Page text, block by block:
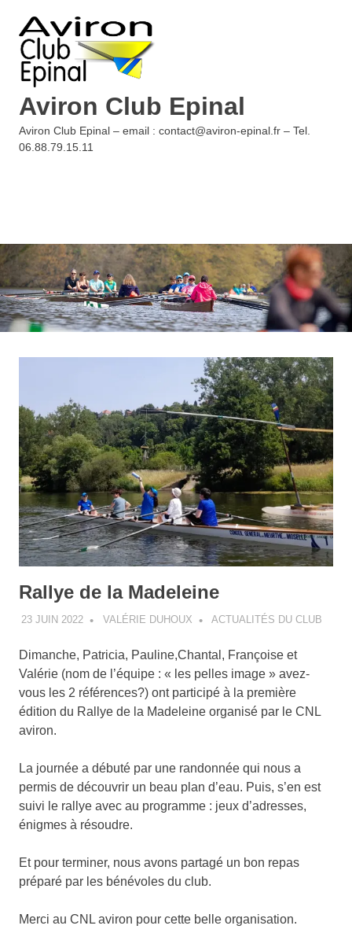
content
Aviron Club Epinal
Aviron Club Epinal – email : contact@aviron-epinal.fr – Tel.
06.88.79.15.11
Rallye de la Madeleine
23 JUIN 2022 VALÉRIE DUHOUX ACTUALITÉS DU CLUB
Dimanche, Patricia, Pauline,Chantal, Françoise et
Valérie (nom de l’équipe : « les pelles image » avez-
vous les 2 références?) ont participé à la première
édition du Rallye de la Madeleine organisé par le CNL
aviron.
La journée a débuté par une randonnée qui nous a
permis de découvrir un beau plan d’eau. Puis, s’en est
suivi le rallye avec au programme : jeux d’adresses,
énigmes à résoudre.
Et pour terminer, nous avons partagé un bon repas
préparé par les bénévoles du club.
Merci au CNL aviron pour cette belle organisation.